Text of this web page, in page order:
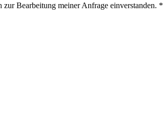
Bearbeitung meiner Anfrage einverstanden. *